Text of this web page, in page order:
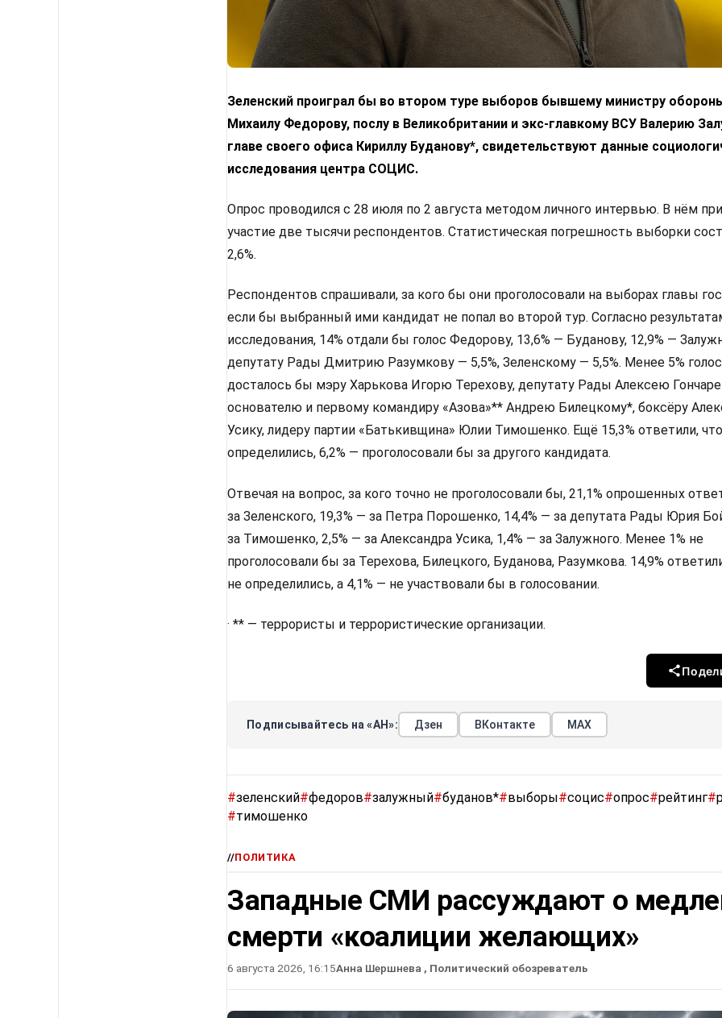
Зеленский проиграл бы во втором туре выборов бывшему министру
Михаилу Федорову, послу в Великобритании и экс-главкому ВСУ Валерию
главе своего офиса Кириллу Буданову*, свидетельствуют данные
исследования центра СОЦИС.
Опрос проводился с 28 июля по 2 августа методом личного интервью. В нём
участие две тысячи респондентов. Статистическая погрешность выборки
2,6%.
Респондентов спрашивали, за кого бы они проголосовали на выборах главы
если бы выбранный ими кандидат не попал во второй тур. Согласно
исследования, 14% отдали бы голос Федорову, 13,6% — Буданову, 12,9% —
депутату Рады Дмитрию Разумкову — 5,5%, Зеленскому — 5,5%. Менее 5%
досталось бы мэру Харькова Игорю Терехову, депутату Рады Алексею
основателю и первому командиру «Азова»** Андрею Билецкому*, боксёру
Усику, лидеру партии «Батькивщина» Юлии Тимошенко. Ещё 15,3% ответили,
определились, 6,2% — проголосовали бы за другого кандидата.
Отвечая на вопрос, за кого точно не проголосовали бы, 21,1% опрошенных
за Зеленского, 19,3% — за Петра Порошенко, 14,4% — за депутата Рады Юрия
за Тимошенко, 2,5% — за Александра Усика, 1,4% — за Залужного. Менее 1% не
проголосовали бы за Терехова, Билецкого, Буданова, Разумкова. 14,9%
не определились, а 4,1% — не участвовали бы в голосовании.
· ** — террористы и террористические организации.
Подписывайтесь на «АН»: Дзен ВКонтакте МАХ
#зеленский#федоров#залужный#буданов*#выборы#социс#опрос#рейтинг#
#тимошенко
//ПОЛИТИКА
Западные СМИ рассуждают о
смерти «коалиции желающих»
6 августа 2026, 16:15Анна Шершнева , Политический обозреватель